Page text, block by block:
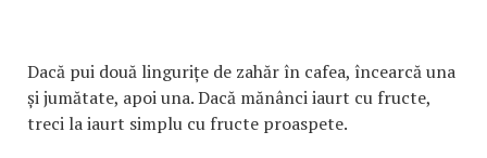
Dacă pui două lingurițe de zahăr în cafea, încearcă una
și jumătate, apoi una. Dacă mănânci iaurt cu fructe,
treci la iaurt simplu cu fructe proaspete.